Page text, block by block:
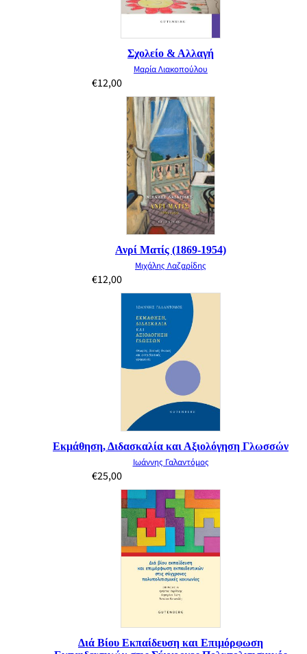
Σχολείο & Αλλαγή
Μαρία Λιακοπούλου
€12,00
Ανρί Ματίς (1869-1954)
Μιχάλης Λαζαρίδης
€12,00
Εκμάθηση, Διδασκαλία και Αξιολόγηση Γλωσσών
Ιωάννης Γαλαντόμος
€25,00
Διά Βίου Εκπαίδευση και Επιμόρφωση